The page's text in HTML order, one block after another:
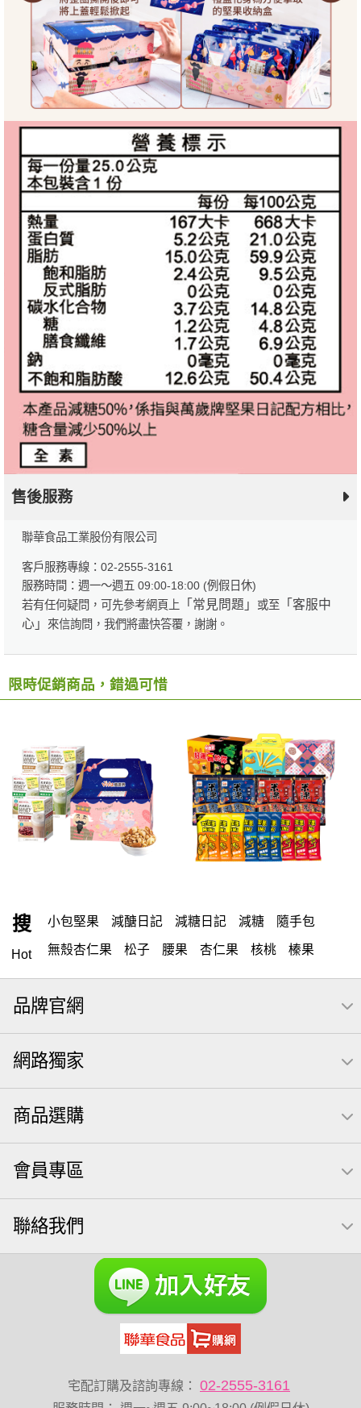
售後服務
聯華食品工業股份有限公司
客戶服務專線：02-2555-3161
服務時間：週一～週五 09:00-18:00 (例假日休)
若有任何疑問，可先參考網頁上 「常見問題」 或至「客服中
心」
來信詢問，我們將盡快答覆，謝謝。
限時促銷商品，錯過可惜
搜
Hot
小包堅果 減醣日記 減糖日記 減糖 隨手包
無殼杏仁果 松子 腰果 杏仁果 核桃 榛果
米果 買一送一 萬歲牌 隨手包 堅果 開心果
可樂果
無調味 全聯 禮盒 堅穀力 綜合纖果 全聯 素食
萬歲開心果
洋芋片 元本山 萬歲牌 甘栗 小魚 薯條 飲
買1送1
每日 icash 起司 義大利麵 荷卡
卡廸那 95℃鮮脆三色丁
【萬歲牌】每日堅果系列 萬歲牌 南瓜籽
芥末 可樂果
VA 萬歲牌 總匯點心包(42gx20包) 總匯點心包
全聯 南瓜子 素食 小魚干 無調味綜合堅果
萬歲牌 米果 小魚乾 全聯 海苔
Diy飯糰 萬歲牌小魚
萬歲牌 堅果小包裝活力堅果 梅子 綜合堅果
品牌官網
網路獨家
商品選購
會員專區
聯絡我們
宅配訂購及諮詢專線： 02-2555-3161